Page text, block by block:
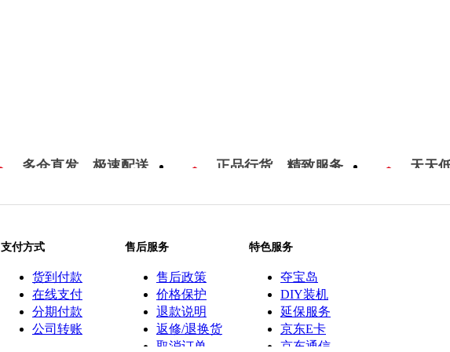
多仓直发，极速配送 正品行货，精致服务 天天
支付方式
货到付款
在线支付
分期付款
公司转账
售后服务
售后政策
价格保护
退款说明
返修/退换货
取消订单
特色服务
夺宝岛
DIY装机
延保服务
京东E卡
京东通信